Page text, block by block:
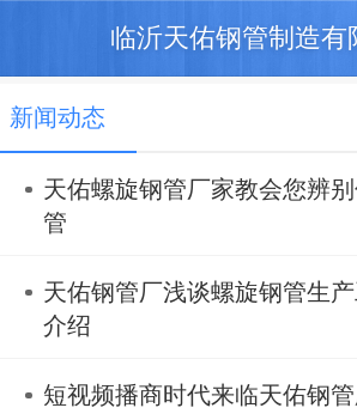
临沂天佑钢管制造有
新闻动态
天佑螺旋钢管厂家教会您辨
管
天佑钢管厂浅谈螺旋钢管生
介绍
短视频播商时代来临天佑钢